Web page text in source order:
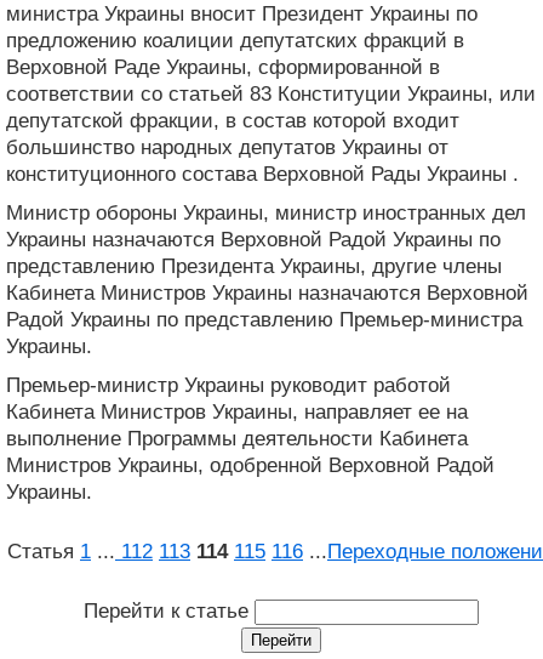
министра Украины вносит Президент Украины по
предложению коалиции депутатских фракций в
Верховной Раде Украины, сформированной в
соответствии со статьей 83 Конституции Украины, или
депутатской фракции, в состав которой входит
большинство народных депутатов Украины от
конституционного состава Верховной Рады Украины .
Министр обороны Украины, министр иностранных дел
Украины назначаются Верховной Радой Украины по
представлению Президента Украины, другие члены
Кабинета Министров Украины назначаются Верховной
Радой Украины по представлению Премьер-министра
Украины.
Премьер-министр Украины руководит работой
Кабинета Министров Украины, направляет ее на
выполнение Программы деятельности Кабинета
Министров Украины, одобренной Верховной Радой
Украины.
Статья 1 ... 112 113 114 115 116 ...Переходные
Перейти к статье